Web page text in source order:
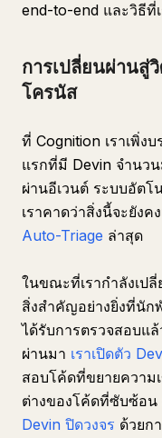
end-to-end และวิธีที่
การเปลี่ยนผ่านสู่
โครนัส
ที่ Cognition เราเพิ่ง
แรกที่มี Devin จำนว
ผ่านอีเวนต์ ระบบอัตโ
เราคาดว่าสิ่งนี้จะยังค
Auto-Triage ล่าสุด
ในขณะที่เรากำลังเป
สิ่งสำคัญอย่างยิ่งที่นั
ได้รับการตรวจสอบแ
ผ่านมา เราเปิดตัว
สอบโค้ดที่ขยายความ
ต่างของโค้ดที่ซับซ้อน
Devin ปิดวงจร ด้วยก